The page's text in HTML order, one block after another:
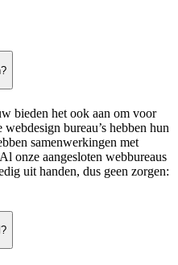
bieden het ook aan om voor
bureau’s hebben hun
samenwerkingen met
onze aangesloten webbureaus
uit handen, dus geen zorgen: